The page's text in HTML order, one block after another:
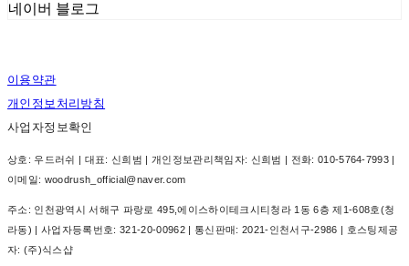
네이버 블로그
이용약관
개인정보처리방침
사업자정보확인
상호: 우드러쉬 | 대표: 신희범 | 개인정보관리책임자: 신희범 | 전화: 010-5764-7993 |
이메일: woodrush_official@naver.com
주소: 인천광역시 서해구 파랑로 495,에이스하이테크시티청라 1동 6층 제1-608호(청
라동) | 사업자등록번호: 321-20-00962| 통신판매: 2021-인천서구-2986 | 호스팅제공
자: (주)식스샵